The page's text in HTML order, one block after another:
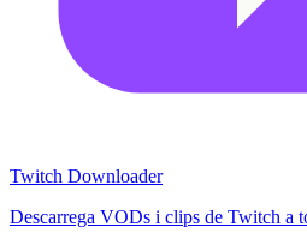
Twitch Downloader
Descarrega VODs i clips de Twitch a